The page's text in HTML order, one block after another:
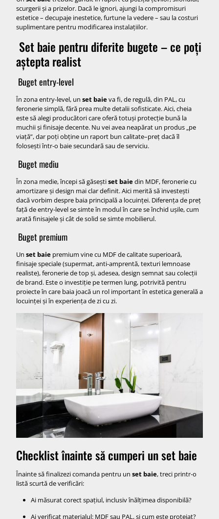
scurgerii și a prizelor. Dacă le ignori, ajungi la compromisuri
estetice – decupaje inestetice, furtune la vedere – sau la costuri
suplimentare pentru modificarea instalațiilor.
Set baie pentru diferite bugete – ce poți
aștepta realist
Buget entry-level
În zona entry-level, un set baieva fi, de regulă, din PAL, cu
feronerie simplă, fără prea multe detalii sofisticate. Aici, cheia
este să alegi producători care oferă totuși protecție bună la
muchii și finisaje decente. Nu vei avea neapărat un produs „pe
viață”, dar poți obține un raport bun calitate–preț dacă îl
folosești într-o baie secundară sau de serviciu.
Buget mediu
În zona medie, începi să găseștiset baiedin MDF, feronerie cu
amortizare și design mai clar definit. Aici merită să investești
dacă vorbim despre baia principală a locuinței. Diferența de preț
față de entry-level se simte în modul în care se închid ușile, cum
arată finisajele și cât de solid se simte mobilierul.
Buget premium
Un set baie premium vine cu MDF de calitate superioară,
finisaje speciale (supermat, anti-amprentă, texturi lemnoase
realiste), feronerie de top și, adesea, design semnat sau colecții
de brand. Este o investiție pe termen lung, potrivită pentru
proiecte în care baia joacă un rol important în estetica generală a
locuinței și în experiența de zi cu zi.
Checklist înainte să cumperi un set baie
Înainte să finalizezi comanda pentru un set baie, treci printr-o
listă scurtă de verificări:
Ai măsurat corect spațiul, inclusiv înălțimea disponibilă?
Ai verificat materialul: MDF sau PAL, și cum este protejat?